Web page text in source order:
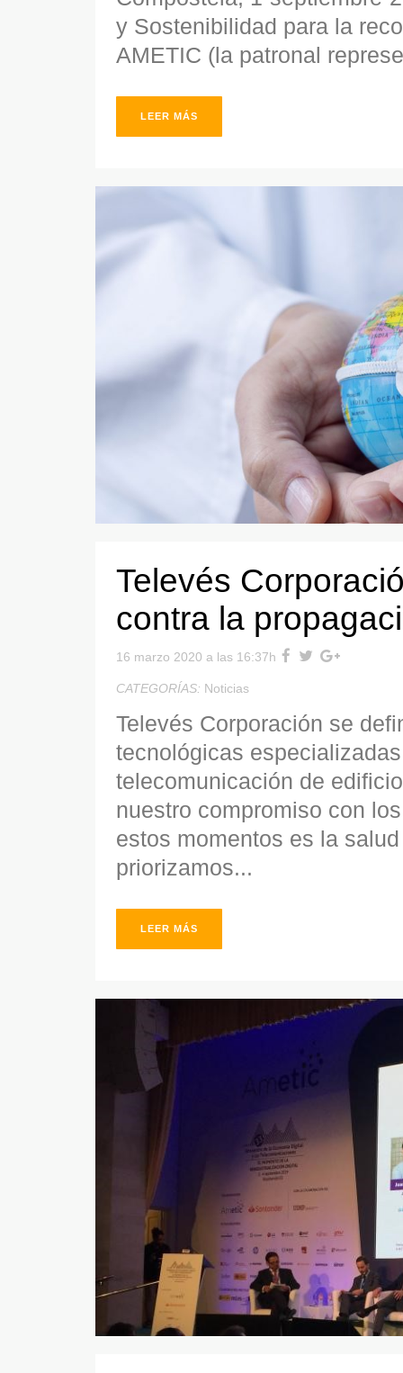
y Sostenibilidad para la
AMETIC (la patronal
LEER MÁS
Televés
contra la
16 marzo 2020 a las 16:37h
CATEGORÍAS: Noticias
Televés Corporación se
tecnológicas
telecomunicación de
nuestro compromiso con
estos momentos es la
priorizamos...
LEER MÁS